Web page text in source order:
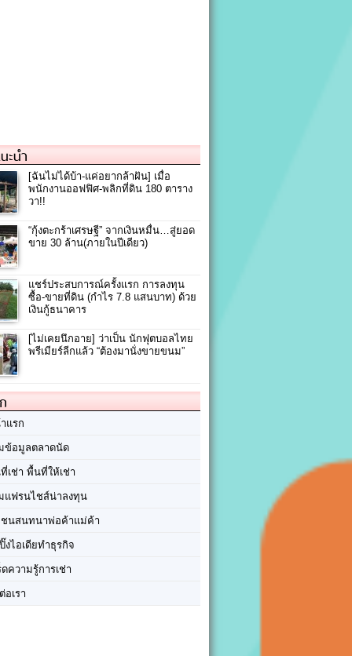
ะนำ
[ฉันไม่ได้บ้า-แค่อยากล้าฝัน] เมื่อ
พนักงานออฟฟิศ-พลิกที่ดิน 180 ตาราง
วา!!
“กุ้งตะกร้าเศรษฐี” จากเงินหมื่น…สู่ยอด
ขาย 30 ล้าน(ภายในปีเดียว)
แชร์ประสบการณ์ครั้งแรก การลงทุน
ซื้อ-ขายที่ดิน (กำไร 7.8 แสนบาท) ด้วย
เงินกู้ธนาคาร
[ไม่เคยนึกอาย] ว่าเป็น นักฟุตบอลไทย
พรีเมียร์ลีกแล้ว “ต้องมานั่งขายขนม”
แรก
ข้อมูลตลาดนัด
เช่า พื้นที่ให้เช่า
แฟรนไชส์น่าลงทุน
นสนทนาพ่อค้าแม่ค้า
งไอเดียทำธุรกิจ
ดความรู้การเช่า
อเรา